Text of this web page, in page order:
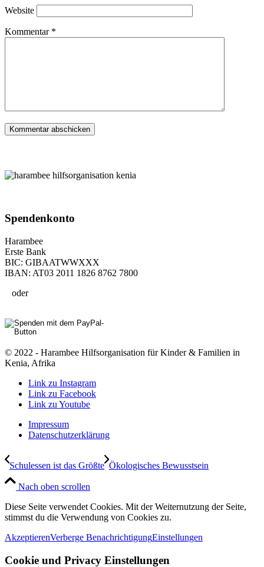
Website
Kommentar *
Spenden­konto
Harambee
Erste Bank
BIC: GIBAATWWXXX
IBAN: AT03 2011 1826 8762 7800
oder
© 2022 - Harambee Hilfsorganisation für Kinder & Familien in
Kenia, Afrika
Link zu Instagram
Link zu Facebook
Link zu Youtube
Impressum
Datenschutzerklärung
Schulessen ist das Größte Ökologisches Bewusstsein
Nach oben scrollen
Diese Seite verwendet Cookies. Mit der Weiternutzung der Seite,
stimmst du die Verwendung von Cookies zu.
AkzeptierenVerberge BenachrichtigungEinstellungen
Cookie und Privacy Einstellungen